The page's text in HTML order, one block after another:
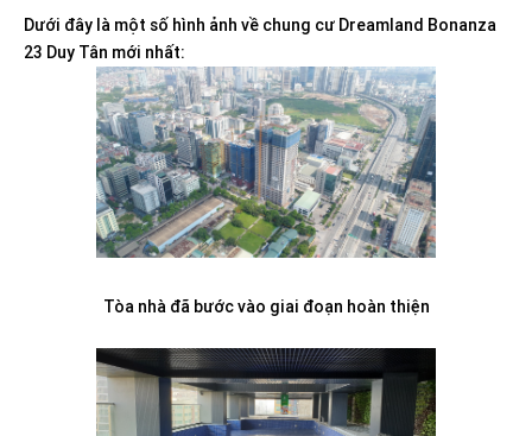
Dưới đây là một số hình ảnh về chung cư Dreamland Bonanza
23 Duy Tân mới nhất:
Tòa nhà đã bước vào giai đoạn hoàn thiện